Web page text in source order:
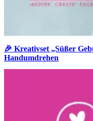
🎉 Kreativset „Süßer
Handumdrehen